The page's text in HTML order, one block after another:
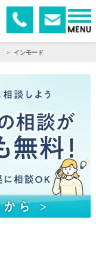
> インモード